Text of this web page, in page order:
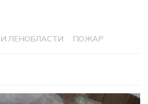
ЛЕНОБЛАСТИ ПОЖАР